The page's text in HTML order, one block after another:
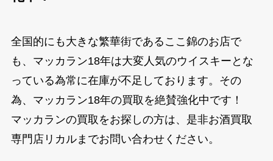
全国的にも大きな繁華街であるここ錦のお店で
も、マッカラン18年は大変人気のウイスキーとな
っている為常に在庫が不足しております。その
為、マッカラン18年の買取を絶賛強化中です！
マッカランの買取をお探しの方は、是非お酒買取
専門店リカルまでお問い合わせください。